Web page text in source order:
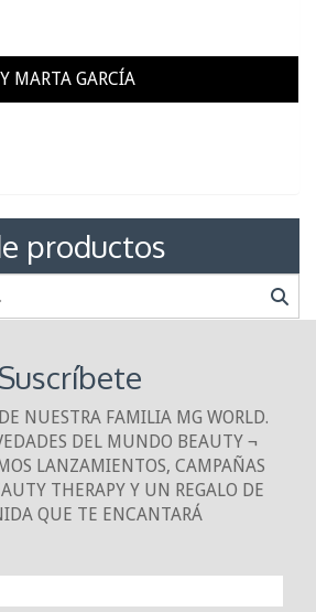
MARTA GARCÍA
productos
Suscríbete
NUESTRA FAMILIA MG WORLD.
DEL MUNDO BEAUTY ¬
LANZAMIENTOS, CAMPAÑAS
THERAPY Y UN REGALO DE
QUE TE ENCANTARÁ